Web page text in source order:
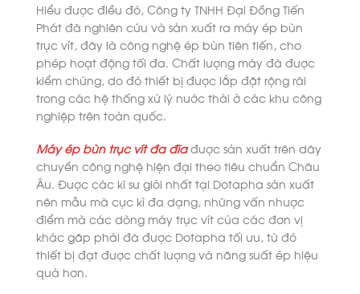
Hiểu được điều đó, Công ty TNHH Đại Đồng Tiến
Phát đã nghiên cứu và sản xuất ra máy ép bùn
trục vít, đây là công nghệ ép bùn tiên tiến, cho
phép hoạt động tối đa. Chất lượng máy đã được
kiểm chứng, do đó thiết bị được lắp đặt rộng rãi
trong các hệ thống xử lý nước thải ở các khu công
nghiệp trên toàn quốc.
Máy ép bùn trục vít đa đĩađược sản xuất trên dây
chuyền công nghệ hiện đại theo tiêu chuẩn Châu
Âu. Được các kĩ sư giỏi nhất tại Dotapha sản xuất
nên mẫu mã cực kì đa dạng, những vấn nhược
điểm mà các dòng máy trục vít của các đơn vị
khác găp phải đã được Dotapha tối ưu, từ đó
thiết bị đạt được chất lượng và năng suất ép hiệu
quả hơn.